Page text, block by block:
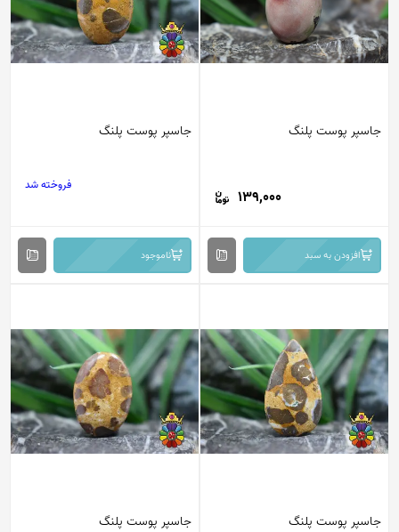
جاسپر پوست پلنگ
139,000
افزودن به سبد
جاسپر پوست پلنگ
فروخته شد
ناموجود
جاسپر پوست پلنگ جاسپر پوست پلنگ